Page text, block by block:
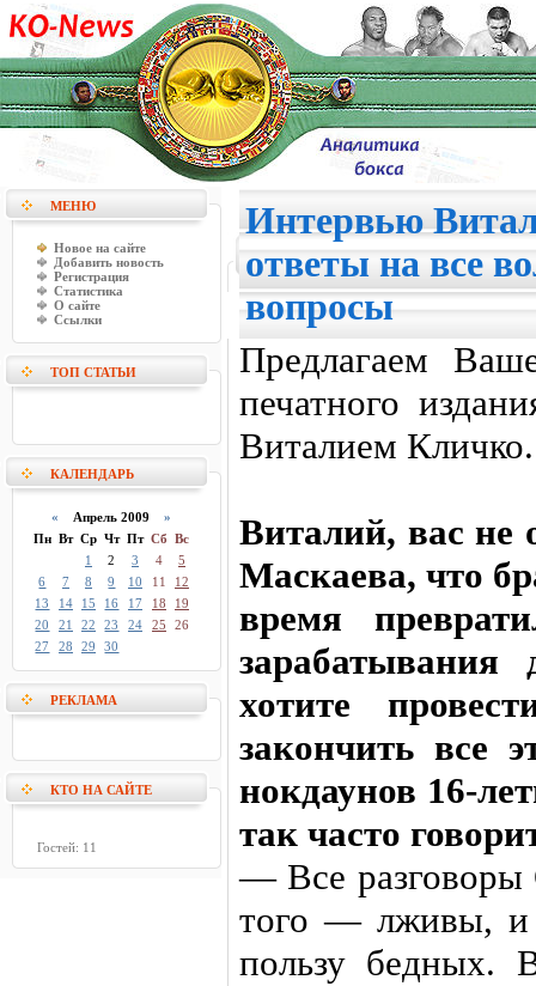
МЕНЮ
Новое на сайте
Добавить новость
Регистрация
Статистика
О сайте
Ссылки
ТОП СТАТЬИ
КАЛЕНДАРЬ
« Апрель 2009 »
Пн Вт Ср Чт Пт Сб Вс
1
2 3 4
5
6
7 8 9 10 11
12
13
14 15 16 17 18
19
20
21 22 23 24 25
26
27
28 29 30
РЕКЛАМА
КТО НА САЙТЕ
Гостей: 11
Интервью
ответы на все
вопросы
Предлагаем
печатного
Виталием Кличко.
Виталий, вас не
Маскаева, что
время
хотите
закончить все
нокдаунов 16-
так часто
— Все разговоры
того — лживы, и
пользу бедных.